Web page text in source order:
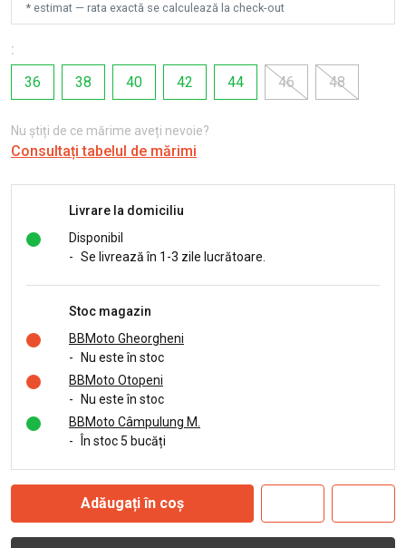
* estimat — rata exactă se calculează la check-out
:
36
38 40 42 44 46 48
Nu știți de ce mărime aveți nevoie?
Consultați tabelul de mărimi
Livrare la domiciliu
Disponibil
- Se livrează în 1-3 zile lucrătoare.
Stoc magazin
BBMoto Gheorgheni
-
Nu este în stoc
BBMoto Otopeni
-
Nu este în stoc
BBMoto Câmpulung M.
-
În stoc 5 bucăți
Adăugați în coș